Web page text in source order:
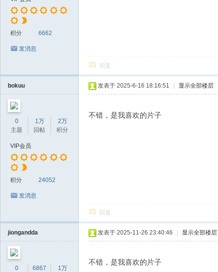
积分 6662
发消息
回复
bokuu
0
主题
1万
回帖
2万
积分
VIP会员
积分 24052
发消息
发表于 2025-6-16 18:16:51 显示全部楼层
不错，是我喜欢的片子
回复
jiongandda
0
6867
1万
发表于 2025-11-26 23:40:46 显示全部楼层
不错，是我喜欢的片子